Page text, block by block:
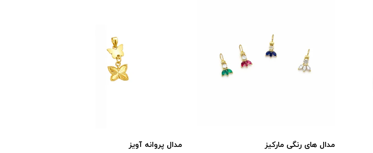
مدال های رنگی مارکیز
مدال پروانه آویز